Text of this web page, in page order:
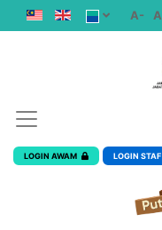
A- A
LOGIN AWAM LOGIN STAF